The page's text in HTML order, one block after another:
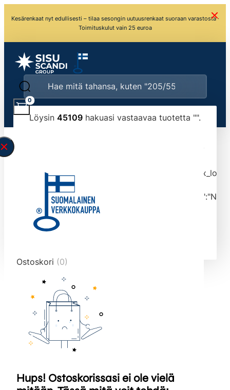
Kesärenkaat nyt edullisesti – tilaa sesongin uutuusrenkaat suoraan varastosta ·
Toimituskulut vain 25 euroa
Löysin 45109 hakuasi vastaavaa tuotetta "".
typed the search query correctly.<br>Currently
tmlmvi","meta_query":
data-original-query-vars="[]" data-page="1"
data-max-pages="4511" data-start="1" data-
end="10">
0
Ostoskori (0)
Hups! Ostoskorissasi ei ole vielä